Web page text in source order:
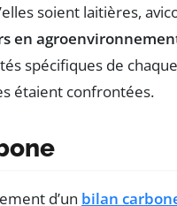
soient laitières,
en
spécifiques de
étaient confrontées.
d’un bilan